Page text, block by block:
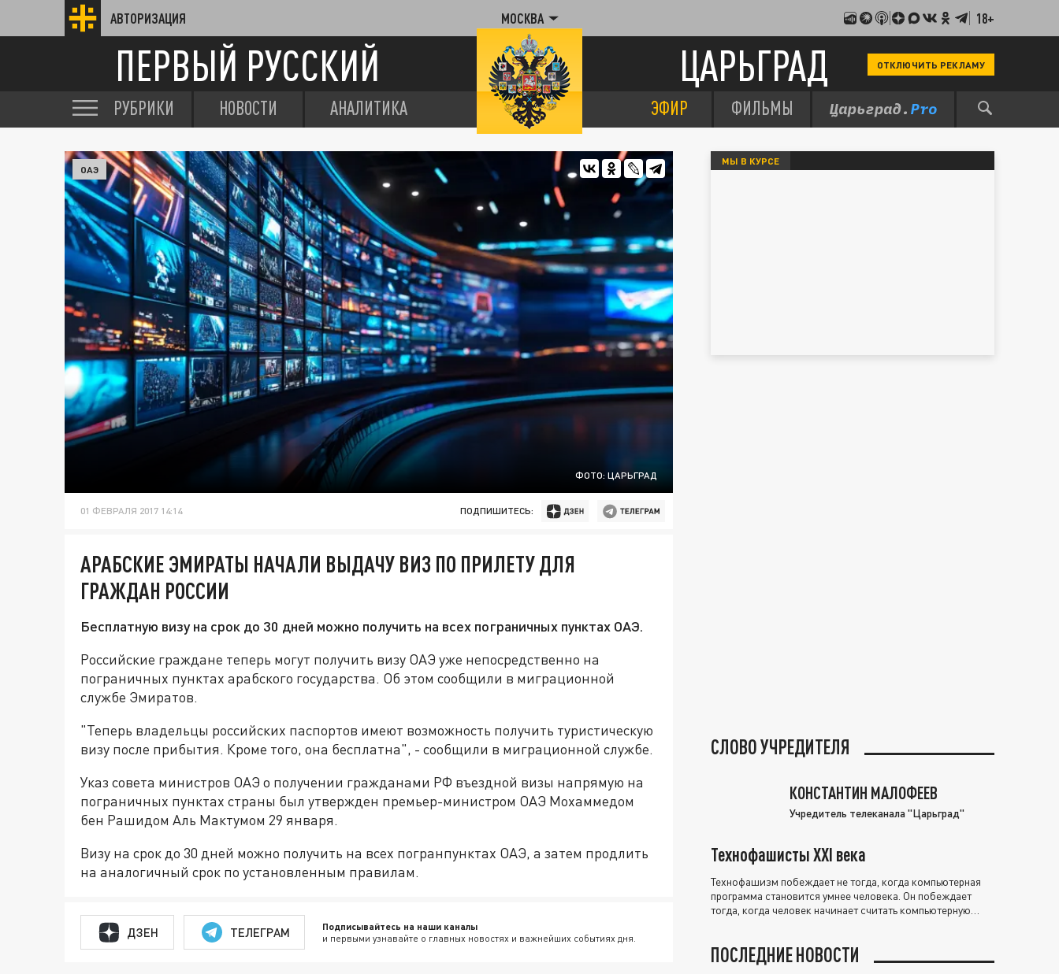
АВТОРИЗАЦИЯ МОСКВА 18+
ПЕРВЫЙ РУССКИЙ ЦАРЬГРАД ОТКЛЮЧИТЬ РЕКЛАМУ
РУБРИКИ НОВОСТИ АНАЛИТИКА ЭФИР ФИЛЬМЫ
ФОТО: ЦАРЬГРАД
ОАЭ
01 ФЕВРАЛЯ 2017 14:14 ПОДПИШИТЕСЬ:
АРАБСКИЕ ЭМИРАТЫ НАЧАЛИ ВЫДАЧУ ВИЗ ПО ПРИЛЕТУ ДЛЯ
ГРАЖДАН РОССИИ
Бесплатную визу на срок до 30 дней можно получить на всех пограничных пунктах ОАЭ.
Российские граждане теперь могут получить визу ОАЭ уже непосредственно на
пограничных пунктах арабского государства. Об этом сообщили в миграционной
службе Эмиратов.
"Теперь владельцы российских паспортов имеют возможность получить туристическую
визу после прибытия. Кроме того, она бесплатна", - сообщили в миграционной службе.
Указ совета министров ОАЭ о получении гражданами РФ въездной визы напрямую на
пограничных пунктах страны был утвержден премьер-министром ОАЭ Мохаммедом
бен Рашидом Аль Мактумом 29 января.
Визу на срок до 30 дней можно получить на всех погранпунктах ОАЭ, а затем продлить
на аналогичный срок по установленным правилам.
ДЗЕН ТЕЛЕГРАМ Подписывайтесь на наши каналы
и первыми узнавайте о главных новостях и важнейших событиях дня.
МЫ В КУРСЕ
СЛОВО УЧРЕДИТЕЛЯ
КОНСТАНТИН МАЛОФЕЕВ
Учредитель телеканала "Царьград"
Технофашисты XXI века
Технофашизм побеждает не тогда, когда компьютерная
программа становится умнее человека. Он побеждает
тогда, когда человек начинает считать компьютерную
ПОСЛЕДНИЕ НОВОСТИ